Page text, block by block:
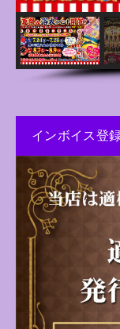
インボイス登